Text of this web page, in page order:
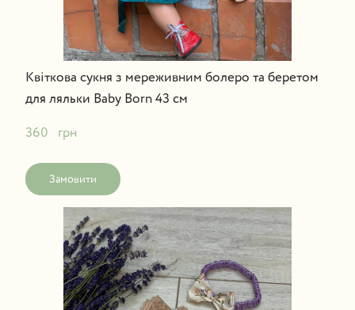
Квіткова сукня з мереживним болеро та беретом
для ляльки Baby Born 43 см
360   грн
Замовити